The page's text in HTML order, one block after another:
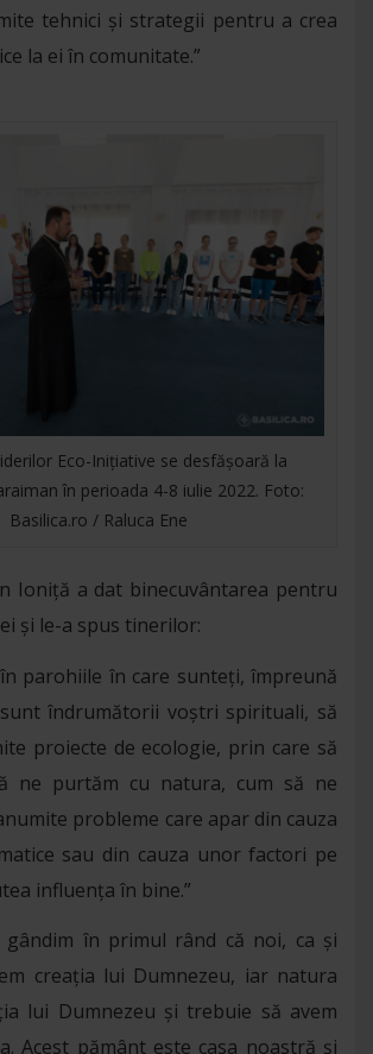
tehnici și strategii pentru a crea
la ei în comunitate.”
Eco-Inițiative se desfășoară la
în perioada 4-8 iulie 2022. Foto:
Basilica.ro / Raluca Ene
Ioniță a dat binecuvântarea pentru
și le-a spus tinerilor:
parohiile în care sunteți, împreună
îndrumătorii voștri spirituali, să
proiecte de ecologie, prin care să
ne purtăm cu natura, cum să ne
probleme care apar din cauza
sau din cauza unor factori pe
influența în bine.”
gândim în primul rând că noi, ca și
creația lui Dumnezeu, iar natura
lui Dumnezeu și trebuie să avem
Acest pământ este casa noastră și